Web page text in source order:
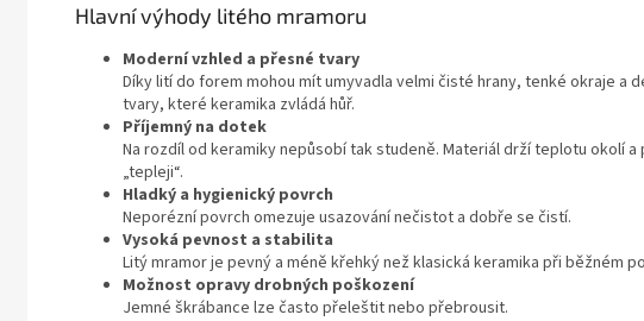
Hlavní výhody litého mramoru
Moderní vzhled a přesné tvary
Díky lití do forem mohou mít umyvadla velmi čisté hrany, tenké okraje a
tvary, které keramika zvládá hůř.
Příjemný na dotek
Na rozdíl od keramiky nepůsobí tak studeně. Materiál drží teplotu okolí a
„tepleji“.
Hladký a hygienický povrch
Neporézní povrch omezuje usazování nečistot a dobře se čistí.
Vysoká pevnost a stabilita
Litý mramor je pevný a méně křehký než klasická keramika při běžném
Možnost opravy drobných poškození
Jemné škrábance lze často přeleštit nebo přebrousit.